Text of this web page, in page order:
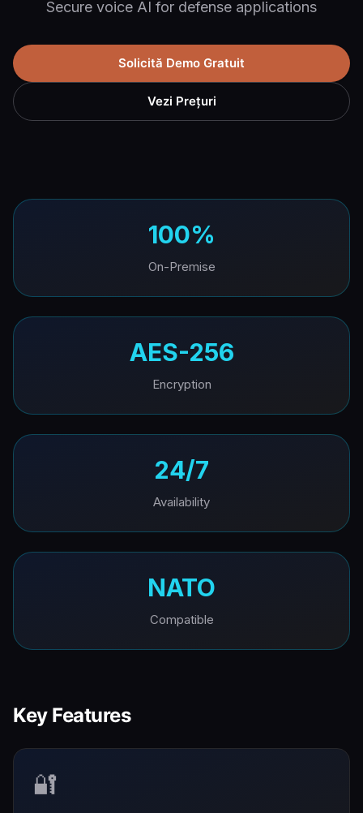
Secure voice AI for defense applications
Solicită Demo Gratuit
Vezi Prețuri
100%
On-Premise
AES-256
Encryption
24/7
Availability
NATO
Compatible
Key Features
🔐